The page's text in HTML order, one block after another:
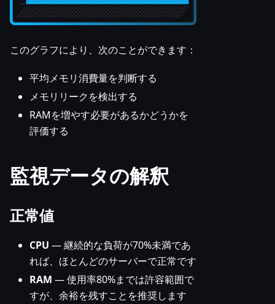
このグラフにより、次のことができます：
平均メモリ消費量を判断する
メモリリークを検出する
RAMを増やす必要があるかどうかを
評価する
監視データの解釈
正常値
CPU — 継続的な負荷が70%未満であ
れば、ほとんどのサーバーで正常です
RAM — 使用率80%までは許容範囲で
すが、余裕を残すことを推奨します